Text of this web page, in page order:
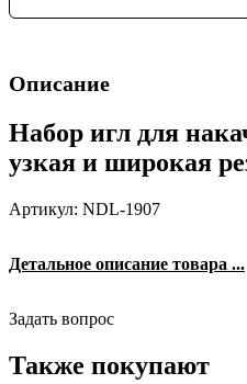
Описание
Набор игл для
узкая и широкая
Артикул: NDL-1907
Детальное описание товара ...
Задать вопрос
Также покупают